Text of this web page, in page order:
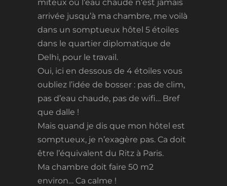
miteux où l’eau chaude n’est jamais
arrivée jusqu’à ma chambre, me voilà
dans un somptueux hôtel 5 étoiles
dans le quartier diplomatique de
Delhi, pour le travail.
Oui, ici en dessous de 4 étoiles vous
oubliez l’idée de bosser : pas de clim,
pas d’eau chaude, pas de wifi… Bref
que dalle !
Mais quand je dis que mon hôtel est
somptueux, je n’exagère pas. Ca doit
être l’équivalent du Ritz à Paris.
Ma chambre doit faire 50 m2
environ… Ca calme !